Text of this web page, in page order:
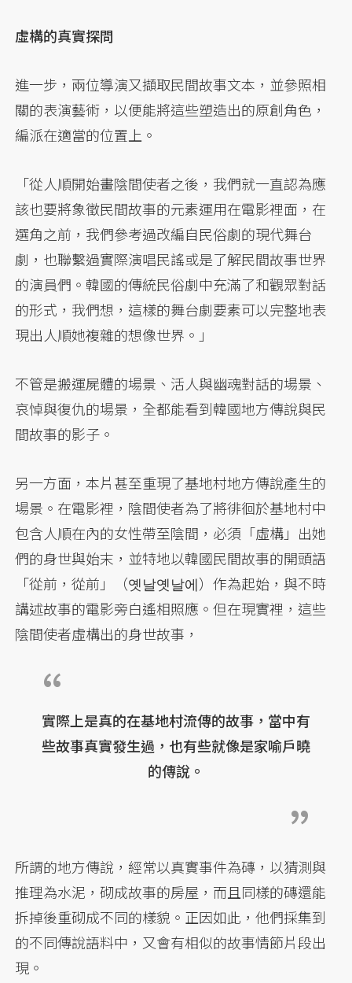
虛構的真實探問
進一步，兩位導演又擷取民間故事文本，並參照相
關的表演藝術，以便能將這些塑造出的原創角色，
編派在適當的位置上。
「從人順開始畫陰間使者之後，我們就一直認為應
該也要將象徵民間故事的元素運用在電影裡面，在
選角之前，我們參考過改編自民俗劇的現代舞台
劇，也聯繫過實際演唱民謠或是了解民間故事世界
的演員們。韓國的傳統民俗劇中充滿了和觀眾對話
的形式，我們想，這樣的舞台劇要素可以完整地表
現出人順她複雜的想像世界。」
不管是搬運屍體的場景、活人與幽魂對話的場景、
哀悼與復仇的場景，全都能看到韓國地方傳說與民
間故事的影子。
另一方面，本片甚至重現了基地村地方傳說產生的
場景。在電影裡，陰間使者為了將徘徊於基地村中
包含人順在內的女性帶至陰間，必須「虛構」出她
們的身世與始末，並特地以韓國民間故事的開頭語
「從前，從前」（옛날옛날에）作為起始，與不時
講述故事的電影旁白遙相照應。但在現實裡，這些
陰間使者虛構出的身世故事，
實際上是真的在基地村流傳的故事，當中有
些故事真實發生過，也有些就像是家喻戶曉
的傳說。
所謂的地方傳說，經常以真實事件為磚，以猜測與
推理為水泥，砌成故事的房屋，而且同樣的磚還能
拆掉後重砌成不同的樣貌。正因如此，他們採集到
的不同傳說語料中，又會有相似的故事情節片段出
現。